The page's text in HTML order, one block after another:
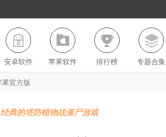
安卓软件 苹果软件 排行榜 专题合集
官方版
经典的塔防植物战僵尸游戏